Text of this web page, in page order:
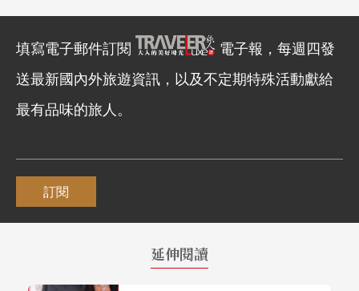
填寫電子郵件訂閱
電子報，每週四發
送最新國內外旅遊資訊，以及不定期特殊活動獻給
最有品味的旅人。
訂閱
延伸閱讀